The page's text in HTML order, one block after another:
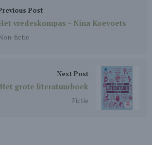
Post
vredeskompas – Nina Koevoets
fictie
Next Post
Het grote literatuurboek
Fictie